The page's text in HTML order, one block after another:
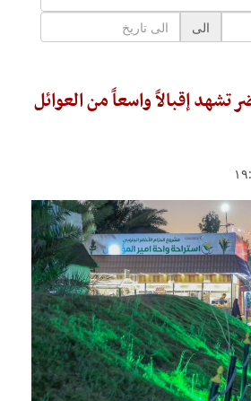
الى
تشهد إقبالاً واسعاً من العوائل